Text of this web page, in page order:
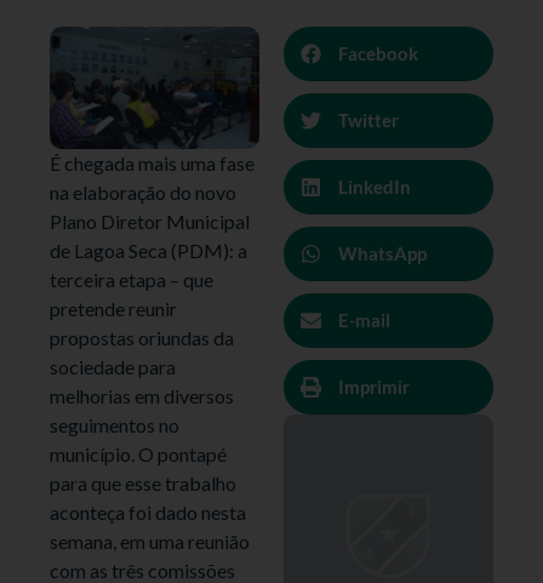
É chegada mais uma fase
na elaboração do novo
Plano Diretor Municipal
de Lagoa Seca (PDM): a
terceira etapa – que
pretende reunir
propostas oriundas da
sociedade para
melhorias em diversos
seguimentos no
município. O pontapé
para que esse trabalho
aconteça foi dado nesta
semana, em uma reunião
com as três comissões
Facebook
Twitter
LinkedIn
WhatsApp
E-mail
Imprimir